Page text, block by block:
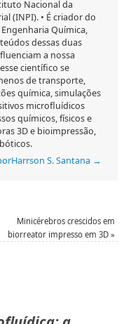
Nacional da
(INPI). • É criador do
Química,
dessas duas
a nossa
científico se
de transporte,
química, simulações
microfluídicos
químicos, físicos e
3D e bioimpressão,
S. Santana →
Minicérebros crescidos em
biorreator impresso em 3D»